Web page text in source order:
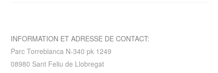
INFORMATION ET ADRESSE DE CONTACT:
Parc Torreblanca N-340 pk 1249
08980 Sant Feliu de Llobregat